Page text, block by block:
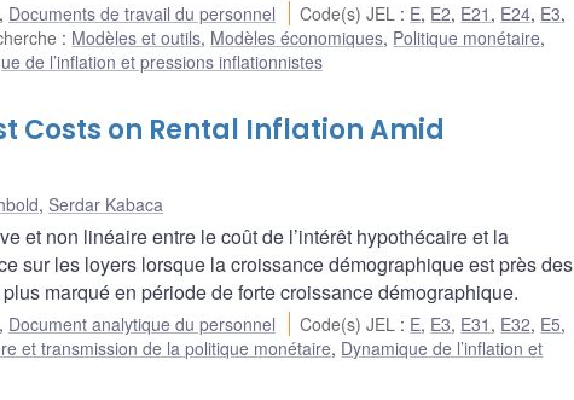
, Documents de travail du personnel Code(s) JEL : E, E2, E21 , E24, E3,
: Modèles et outils, Modèles économiques, Politique monétaire,
de l’inflation et pressions inflationnistes
Costs on Rental Inflation Amid
, Serdar Kabaca
et non linéaire entre le coût de l’intérêt hypothécaire et la
sur les loyers lorsque la croissance démographique est près des
marqué en période de forte croissance démographique.
, Document analytique du personnel Code(s) JEL : E, E3, E31 , E32, E5,
et transmission de la politique monétaire, Dynamique de l’inflation et